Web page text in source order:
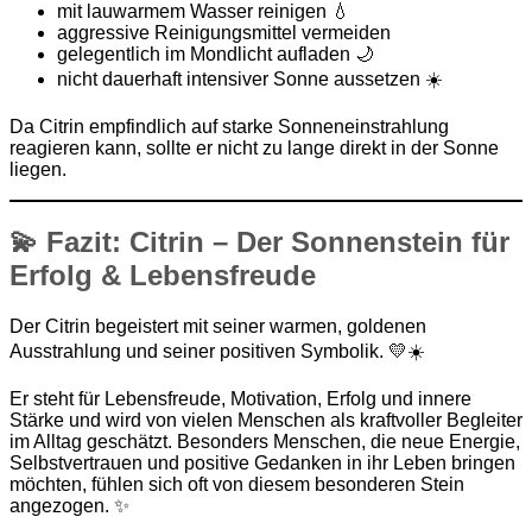
mit lauwarmem Wasser reinigen 💧
aggressive Reinigungsmittel vermeiden
gelegentlich im Mondlicht aufladen 🌙
nicht dauerhaft intensiver Sonne aussetzen ☀️
Da Citrin empfindlich auf starke Sonneneinstrahlung
reagieren kann, sollte er nicht zu lange direkt in der Sonne
liegen.
💫 Fazit: Citrin – Der Sonnenstein für
Erfolg & Lebensfreude
Der Citrin begeistert mit seiner warmen, goldenen
Ausstrahlung und seiner positiven Symbolik. 💛☀️
Er steht für Lebensfreude, Motivation, Erfolg und innere
Stärke und wird von vielen Menschen als kraftvoller Begleiter
im Alltag geschätzt. Besonders Menschen, die neue Energie,
Selbstvertrauen und positive Gedanken in ihr Leben bringen
möchten, fühlen sich oft von diesem besonderen Stein
angezogen. ✨